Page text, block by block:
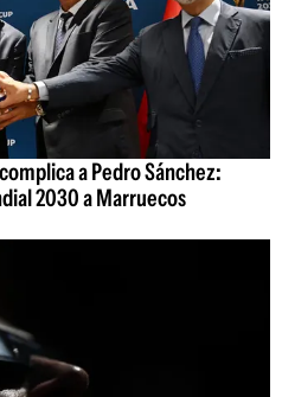
a Pedro Sánchez:
2030 a Marruecos